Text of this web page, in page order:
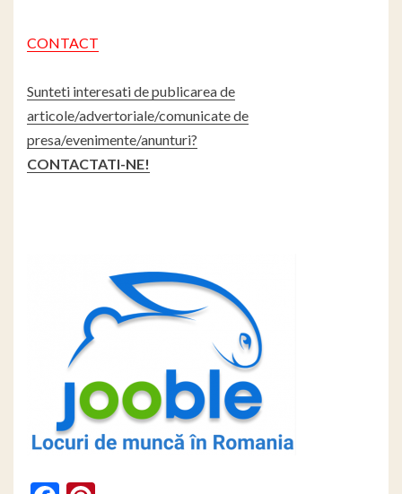
CONTACT
Sunteti interesati de publicarea de
articole/advertoriale/comunicate de
presa/evenimente/anunturi?
CONTACTATI-NE!